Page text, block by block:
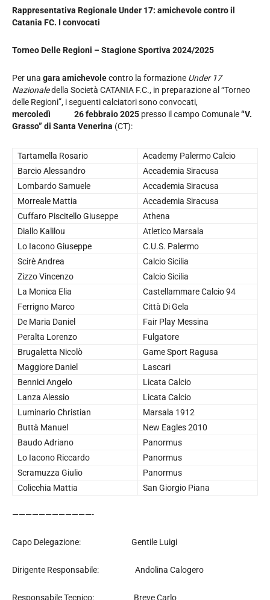
Rappresentativa Regionale Under 17: amichevole contro il
Catania FC. I convocati
Torneo Delle Regioni – Stagione Sportiva 2024/2025
Per una gara amichevolecontro la formazione Under 17
Nazionaledella Società CATANIA F.C., in preparazione al “Torneo
delle Regioni”, i seguenti calciatori sono convocati,
mercoledì 26 febbraio 2025 presso il campo Comunale“V.
Grasso” di Santa Venerina (CT):
Tartamella Rosario
Academy Palermo Calcio
Barcio Alessandro
Accademia Siracusa
Lombardo Samuele
Accademia Siracusa
Morreale Mattia
Accademia Siracusa
Cuffaro Piscitello Giuseppe
Athena
Diallo Kalilou
Atletico Marsala
Lo Iacono Giuseppe
C.U.S. Palermo
Scirè Andrea
Calcio Sicilia
Zizzo Vincenzo
Calcio Sicilia
La Monica Elia
Castellammare Calcio 94
Ferrigno Marco
Città Di Gela
De Maria Daniel
Fair Play Messina
Peralta Lorenzo
Fulgatore
Brugaletta Nicolò
Game Sport Ragusa
Maggiore Daniel
Lascari
Bennici Angelo
Licata Calcio
Lanza Alessio
Licata Calcio
Luminario Christian
Marsala 1912
Buttà Manuel
New Eagles 2010
Baudo Adriano
Panormus
Lo Iacono Riccardo
Panormus
Scramuzza Giulio
Panormus
Colicchia Mattia
San Giorgio Piana
————————————-
Capo Delegazione: Gentile Luigi
Dirigente Responsabile: Andolina Calogero
Responsabile Tecnico: Breve Carlo